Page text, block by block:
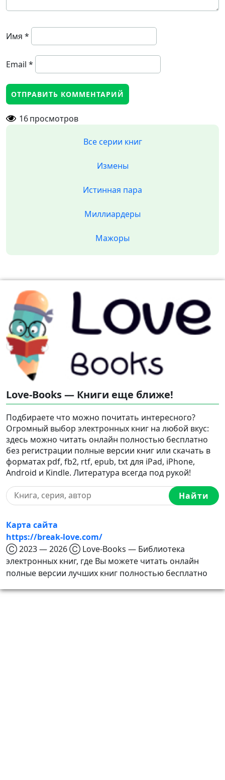
Имя *
Email *
16просмотров
Все серии книг
Измены
Истинная пара
Миллиардеры
Мажоры
Love-Books — Книги еще ближе!
Подбираете что можно почитать интересного?
Огромный выбор электронных книг на любой вкус:
здесь можно читать онлайн полностью бесплатно
без регистрации полные версии книг или скачать в
форматах pdf, fb2, rtf, epub, txt для iPad, iPhone,
Android и Kindle. Литература всегда под рукой!
Найти
Карта сайта
https://break-love.com/
Ⓒ 2023 — 2026 Ⓒ Love-Books — Библиотека
электронных книг, где Вы можете читать онлайн
полные версии лучших книг полностью бесплатно